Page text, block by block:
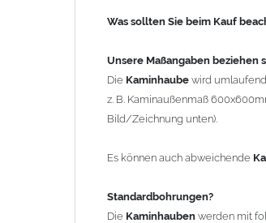
ab 1000mm Kaminbreite:
Befestigung/Stützen
Kaminhaubewird inkl.Edelstahl
kann mit längeren Stützen bis
Kaminkopfabdeckung
Kaminhaubewirdohne
Was sollten Sie beim Kauf
Unsere Maßangaben beziehen
Die Kaminhaube wird
z. B. Kaminaußenmaß
Bild/Zeichnung unten).
Es können auch abweichende
Standardbohrungen?
Die Kaminhauben werden mit